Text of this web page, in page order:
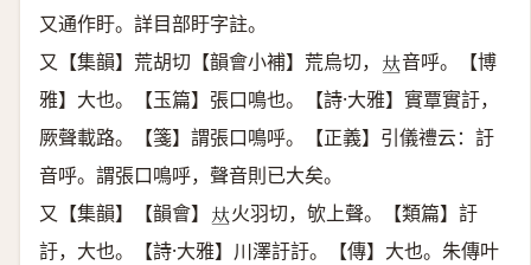
又通作盱。詳目部盱字註。
又【集韻】荒胡切【韻會小補】荒烏切， 𠀤音呼。【博
雅】大也。【玉篇】張口鳴也。【詩·大雅】實覃實訏，
厥聲載路。【箋】謂張口鳴呼。【正義】引儀禮云：訏
音呼。謂張口鳴呼，聲音則已大矣。
又【集韻】【韻會】 𠀤火羽切，欨上聲。【類篇】訏
訏，大也。【詩·大雅】川澤訏訏。【傳】大也。朱傳叶